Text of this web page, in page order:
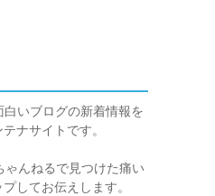
白いブログの新着情報を
ナサイトです。
ゃんねるで見つけた痛い
してお伝えします。